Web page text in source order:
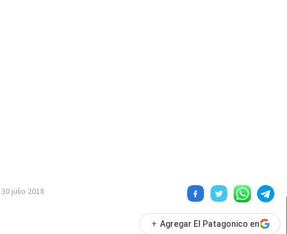
30 julio 2018
+ Agregar El Patagonico en